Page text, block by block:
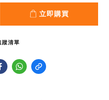
立即購買
蹤清單